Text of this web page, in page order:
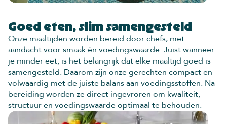
Goed eten, slim samengesteld
Onze maaltijden worden bereid door chefs, met
aandacht voor smaak én voedingswaarde. Juist wanneer
je minder eet, is het belangrijk dat elke maaltijd goed is
samengesteld. Daarom zijn onze gerechten compact en
volwaardig met de juiste balans aan voedingsstoffen. Na
bereiding worden ze direct ingevroren om kwaliteit,
structuur en voedingswaarde optimaal te behouden.